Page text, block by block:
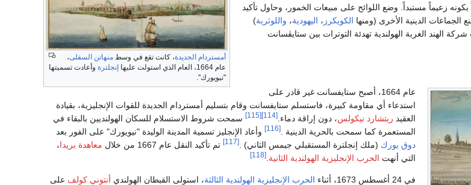
أمستردام الجديدة، كانت تقع في وسط منهاتن السفلى،
عام 1664، العام الذي استولت عليها
إنجلترة وأعادت تسميتها
"نيويورك".
زعيماً مستبداً. وضع اللوائح على مبيعات الخمور، وحاول تأكيد
الجماعات الدينية الأخرى (ومنها الكويكرز ، اليهودية، واللوثرية)
الهند الغربة الهولندية تهدئة التوترات بين ستايڤسانت
عام 1664، أصبح ستايفسانت غير قادر على
استدعاء أي مقاومة كبيرة، فاستسلم ستايفسانت وقام بتسليم أمستردام الجديدة للقوات الإنجليزية، بقيادة
العقيد ريتشارد نيكولس، دون إراقة دماء. [114]
[115]
سمحت شروط الاستسلام للسكان الهولنديين بالبقاء في
المستعمرة كما سمحت بالحرية الدينية .
[116]
وأعاد الإنجليز تسمية المدينة الوليدة "نيويورك" على الفور بعد
دوق يورك (ملك إنجلترة المستقبلي جيمس الثاني) . [117] تم تأكيد النقل عام 1667 من خلال معاهدة بريدا،
التي أنهت الحرب الإنجليزية الهولندية الثانية [118]
في 24 أغسطس 1673، أثناء الحرب الإنجليزية الهولندية الثالثة، استولى القبطان الهولندي أنتوني كولف على